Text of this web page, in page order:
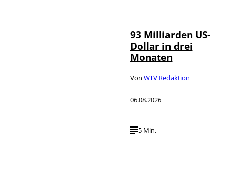
93 Milliarden US-
Dollar in drei
Monaten
Von WTV Redaktion
06.08.2026
5 Min.